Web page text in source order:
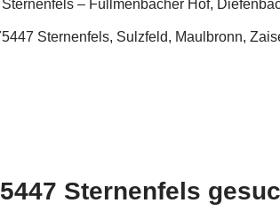
– Füllmenbacher Hof,
Sternenfels, Sulzfeld, Maulbronn,
Sternenfels